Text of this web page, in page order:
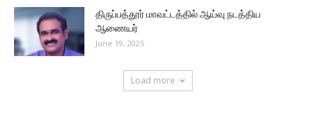
திருப்பத்தூர் மாவட்டத்தில் ஆய்வு நடத்திய
ஆணையர்
June 19, 2025
Load more